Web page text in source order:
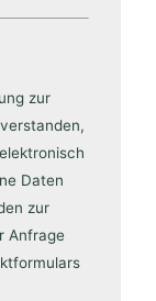
zur
Daten
zur
Anfrage